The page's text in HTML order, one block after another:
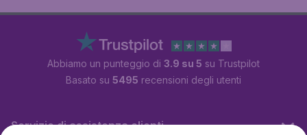
Abbiamo un punteggio di 3.9 su 5 su Trustpilot
Basato su 5495 recensioni degli utenti
Servizio di assistenza clienti